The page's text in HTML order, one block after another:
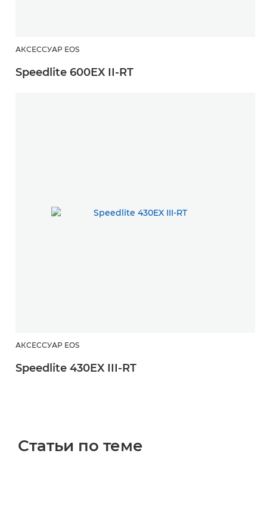
АКСЕССУАР EOS
Speedlite 600EX II-RT
АКСЕССУАР EOS
Speedlite 430EX III-RT
Статьи по теме